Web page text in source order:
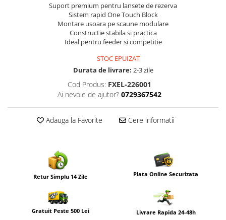
Suport premium pentru lansete de rezerva
Sistem rapid One Touch Block
Montare usoara pe scaune modulare
Constructie stabila si practica
Ideal pentru feeder si competitie
STOC EPUIZAT
Durata de livrare: 2-3 zile
Cod Produs: FXEL-226001
Ai nevoie de ajutor? 0729367542
Adauga la Favorite Cere informatii
Retur Simplu 14 Zile Plata Online Securizata
Gratuit Peste 500 Lei Livrare Rapida 24-48h